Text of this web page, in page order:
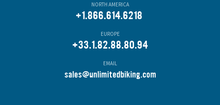
NORTH AMERICA
+1.866.614.6218
EUROPE
+33.1.82.88.80.94
EMAIL
sales@unlimitedbiking.com